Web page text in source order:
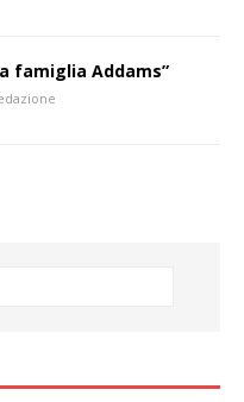
famiglia Addams”